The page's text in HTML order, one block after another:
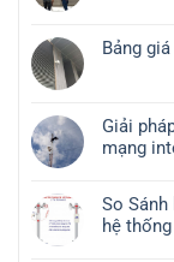
Bảng
Giải
mạng
So
hệ